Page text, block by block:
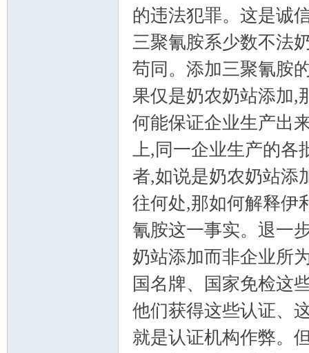
的违法犯罪。这是诚
三聚氰胺系少数不法
苟同。添加三聚氰胺
果仅是奶农奶站添加,
何能保证企业生产出
上,同一企业生产的各
者,如说是奶农奶站添
往何处,那如何解释伊
氰胺这一事实。退一
奶站添加而非企业所
国名牌、国家免检这
他们获得这些认证、
就是认证机构作弊。